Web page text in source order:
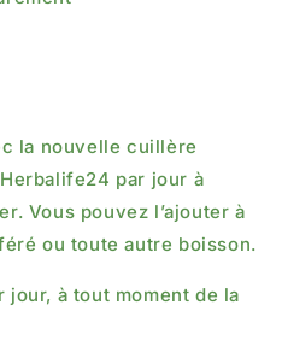
la nouvelle cuillère
par jour à
Vous pouvez l’ajouter à
ou toute autre boisson.
à tout moment de la